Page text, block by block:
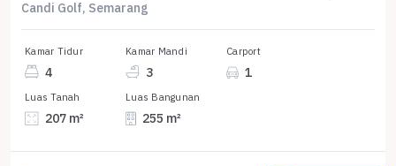
Candi Golf, Semarang
Kamar Tidur
4
Kamar Mandi
3
Carport
1
Luas Tanah
207 m²
Luas Bangunan
255 m²